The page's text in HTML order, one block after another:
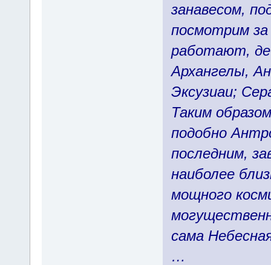
занавесом,
посмотрим
работают,
Архангелы,
Эксузиаи;
Таким
подобно
последним,
наиболее
мощного
сама
…